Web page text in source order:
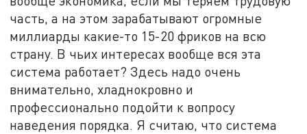
часть, а на этом зарабатывают огромные
миллиарды какие-то 15-20 фриков на всю
страну. В чьих интересах вообще вся эта
система работает? Здесь надо очень
внимательно, хладнокровно и
профессионально подойти к вопросу
наведения порядка. Я считаю, что система